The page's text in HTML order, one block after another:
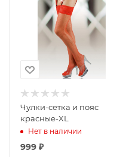
Чулки-сетка и пояс
красные-XL
Нет в наличии
999 ₽